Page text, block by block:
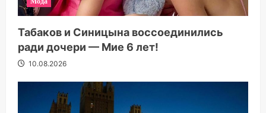
Табаков и Синицына воссоединились
ради дочери — Мие 6 лет!
10.08.2026